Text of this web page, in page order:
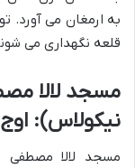
به ارمغان می آورد.
قلعه نگهداری می
مسجد لالا
نیکولاس):
مسجد لالا